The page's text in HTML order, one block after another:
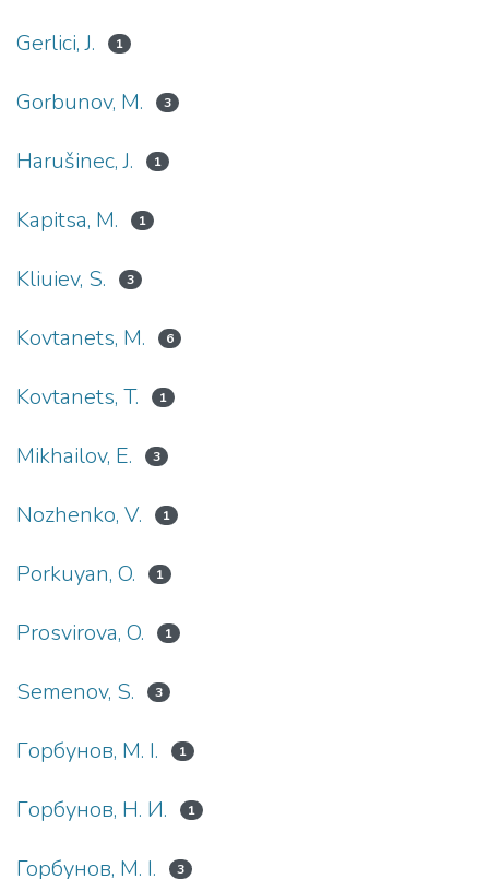
Gerlici, J. 1
Gorbunov, M. 3
Harušinec, J. 1
Kapitsa, M. 1
Kliuiev, S. 3
Kovtanets, M. 6
Kovtanets, T. 1
Mikhailov, E. 3
Nozhenko, V. 1
Porkuyan, O. 1
Prosvirova, O. 1
Semenov, S. 3
Гoрбунoв, М. І. 1
Гoрбунoв, Н. И. 1
Горбунов, М. І. 3